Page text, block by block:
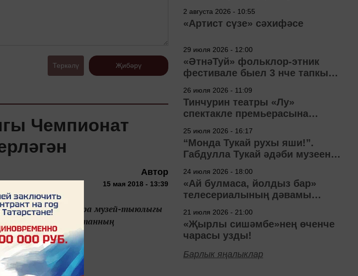
Теркәлү Җибәрү
Чемпионат
Автор
15 мая 2018 - 13:39
тарихи-архитектура музей-тыюлыгы
бүген Татарстанның
2 августа 2026 - 10:55
«Артист сүзе» сәхифәсе
29 июля 2026 - 12:00
«ӘтнәТуй» фольклор-этник
фестивале быел 3 нче тапкыр
26 июля 2026 - 11:09
Тинчурин театры «Лу»
спектакле премьерасына
25 июля 2026 - 16:17
“Монда Тукай рухы яши!”.
Габдулла Тукай әдәби музеена
24 июля 2026 - 18:00
«Ай булмаса, йолдыз бар»
телесериалының дәвамы
21 июля 2026 - 21:00
«Җырлы сишәмбе»нең өченче
чарасы узды!
Барлык яңалыклар